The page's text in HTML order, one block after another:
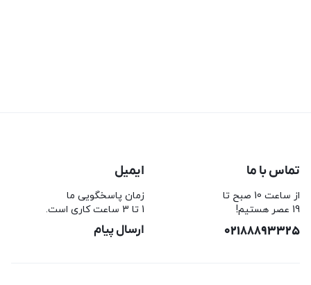
تماس با ما
از ساعت 10 صبح تا
19 عصر هستیم!
02188893325
ایمیل
زمان پاسخگویی ما
1 تا 3 ساعت کاری است.
ارسال پیام